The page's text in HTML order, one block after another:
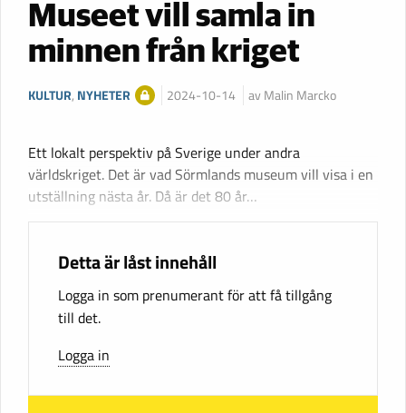
Museet vill samla in
minnen från kriget
KULTUR, NYHETER 2024-10-14 av Malin Marcko
Ett lokalt perspektiv på Sverige under andra
världskriget. Det är vad Sörmlands museum vill visa i en
utställning nästa år. Då är det 80 år…
Detta är låst innehåll
Logga in som prenumerant för att få tillgång
till det.
Logga in